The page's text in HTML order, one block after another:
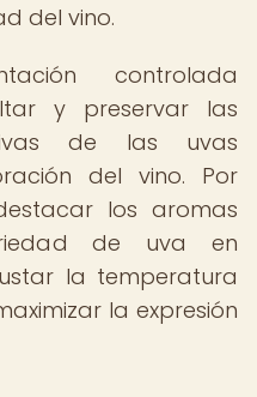
del vino.
controlada
y preservar las
de las uvas
del vino. Por
los aromas
de uva en
la temperatura
la expresión